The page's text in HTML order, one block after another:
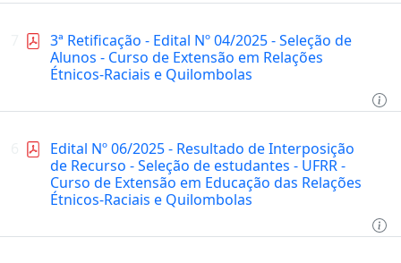
3ª Retificação - Edital Nº 04/2025 - Seleção de
Alunos - Curso de Extensão em Relações
Étnicos-Raciais e Quilombolas
Edital Nº 06/2025 - Resultado de Interposição
de Recurso - Seleção de estudantes - UFRR -
Curso de Extensão em Educação das Relações
Étnicos-Raciais e Quilombolas